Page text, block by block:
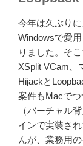
今年は久ぶり
Windowsで愛
りました。そ
XSplit VCam、
Hijackと
案件もMacでつ
（バーチャル
インで実装さ
んが、業務用